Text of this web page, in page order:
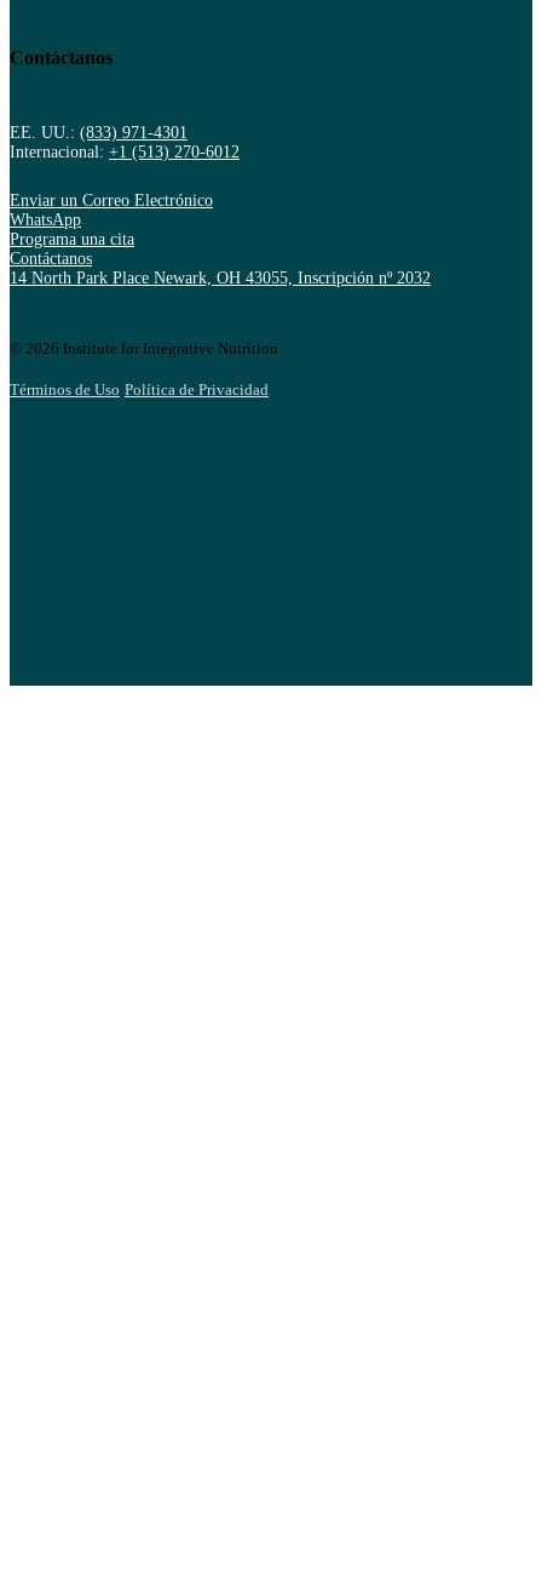
Contáctanos
EE. UU.: (833) 971-4301
Internacional: +1 (513) 270-6012
Enviar un Correo Electrónico
WhatsApp
Programa una cita
Contáctanos
14 North Park Place Newark, OH 43055, Inscripción nº 2032
© 2026 Institute for Integrative Nutrition
Términos de Uso Política de Privacidad